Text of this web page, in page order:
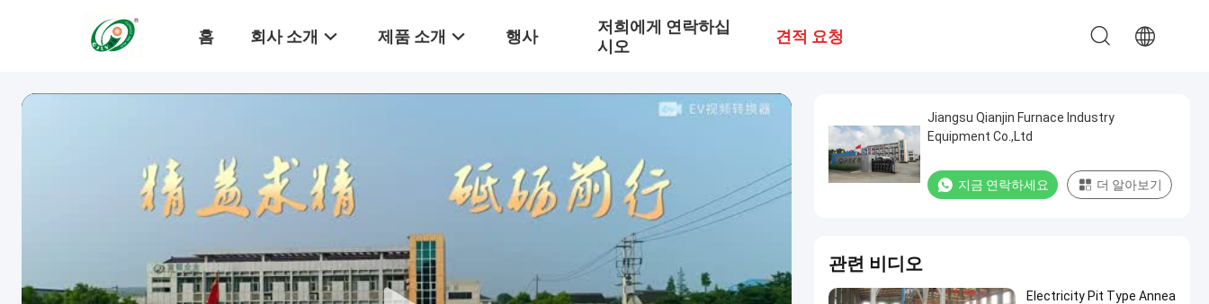
홈 회사 소개 제품 소개 행사
저희에게 연락하십
시오
견적 요청
Jiangsu Qianjin Furnace Industry
Equipment Co.,Ltd
지금 연락하세요 더 알아보기
관련 비디오
Electricity Pit Type Annea